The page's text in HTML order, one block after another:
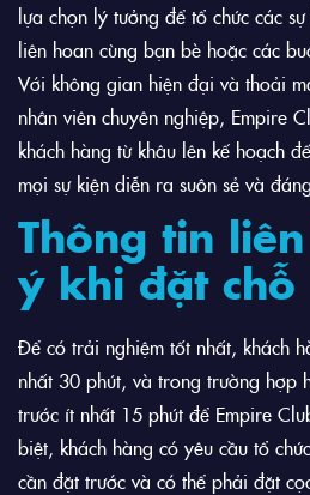
lựa chọn lý tưởng để tổ chức các
liên hoan cùng bạn bè hoặc các
Với không gian hiện đại và thoải
nhân viên chuyên nghiệp, Empire
khách hàng từ khâu lên kế hoạch
mọi sự kiện diễn ra suôn sẻ và
Thông tin
ý khi đặt chỗ
Để có trải nghiệm tốt nhất, khách
nhất 30 phút, và trong trường hợp
trước ít nhất 15 phút để Empire
biệt, khách hàng có yêu cầu tổ
cần đặt trước và có thể phải đặt